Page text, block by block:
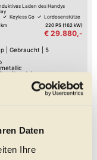
Daten
Ihre
Laden des Handys
Keyless Go
Lordosenstütze
220 PS (162 kW)
€ 29.880,-
| Gebraucht
5
(komb.)
EDITION Aut.
Hochwertiges Sound-System